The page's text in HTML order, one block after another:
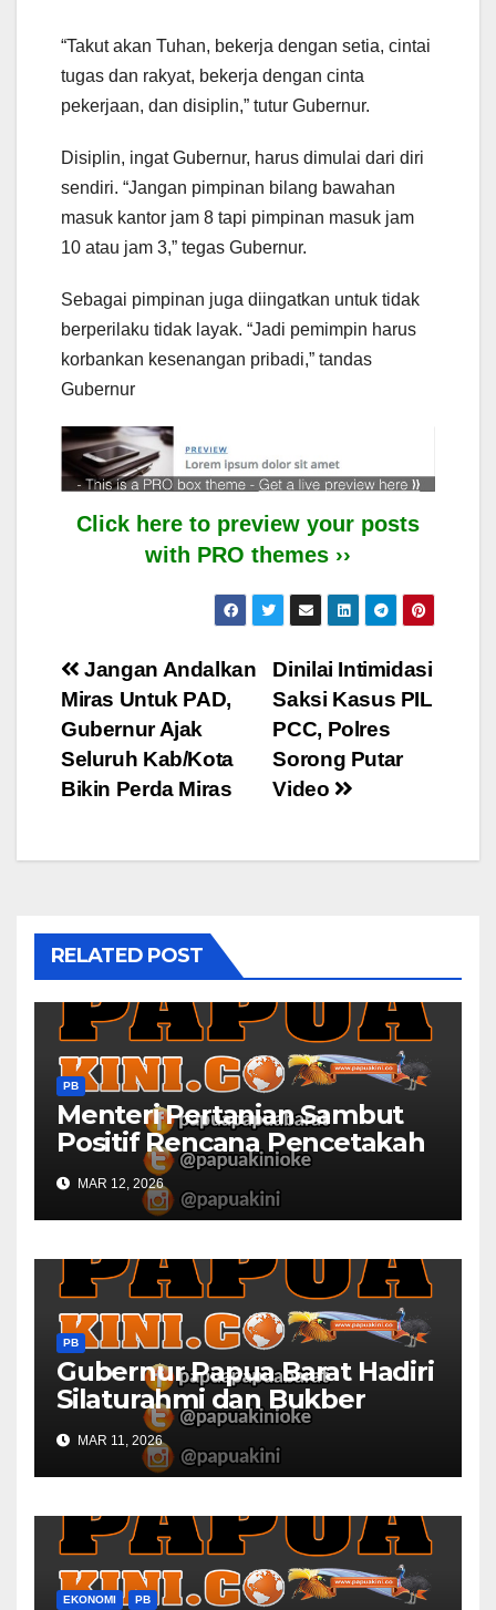
“Takut akan Tuhan, bekerja dengan setia, cintai
tugas dan rakyat, bekerja dengan cinta
pekerjaan, dan disiplin,” tutur Gubernur.
Disiplin, ingat Gubernur, harus dimulai dari diri
sendiri. “Jangan pimpinan bilang bawahan
masuk kantor jam 8 tapi pimpinan masuk jam
10 atau jam 3,” tegas Gubernur.
Sebagai pimpinan juga diingatkan untuk tidak
berperilaku tidak layak. “Jadi pemimpin harus
korbankan kesenangan pribadi,” tandas
Gubernur
Click here to preview your posts
with PRO themes ››
Post
navigation
Dinilai Intimidasi
Saksi Kasus PIL
PCC, Polres
Sorong Putar
Video
Jangan Andalkan
Miras Untuk PAD,
Gubernur Ajak
Seluruh Kab/Kota
Bikin Perda Miras
RELATED POST
PB
Menteri Pertanian Sambut
Positif Rencana Pencetakah
Sawah dan Ladang di Papua
Barat
MAR 12, 2026
PB
Gubernur Papua Barat Hadiri
Silaturahmi dan Bukber
Bersama DPR RI dan
Mendagri di IPDN
MAR 11, 2026
EKONOMI PB